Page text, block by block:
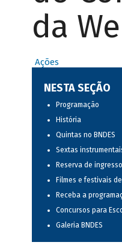
da
Ações
NESTA SEÇÃO
Programação
História
Quintas no BNDES
Sextas
Reserva de
Filmes e festivais
Receba a
Concursos para
Galeria BNDES